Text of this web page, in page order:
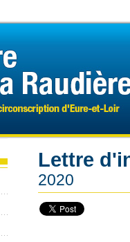
Lettre
2020